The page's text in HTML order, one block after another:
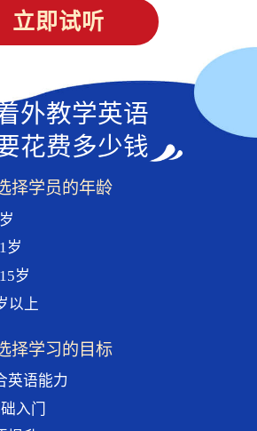
立即试听
外教学英语
花费多少钱
择学员的年龄
岁
岁
以上
择学习的目标
英语能力
入门